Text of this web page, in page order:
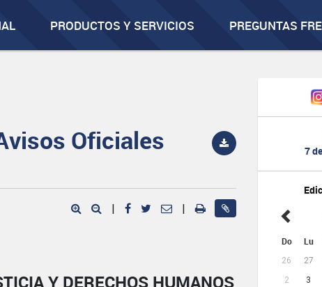
PRODUCTOS Y SERVICIOS PREGUNTAS
7
Do Lu
26 27
2
3
Oficiales
| |
Y DERECHOS HUMANOS